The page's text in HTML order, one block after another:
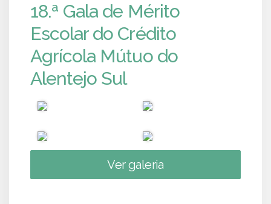
18.ª Gala de Mérito
Escolar do Crédito
Agrícola Mútuo do
Alentejo Sul
Ver galeria